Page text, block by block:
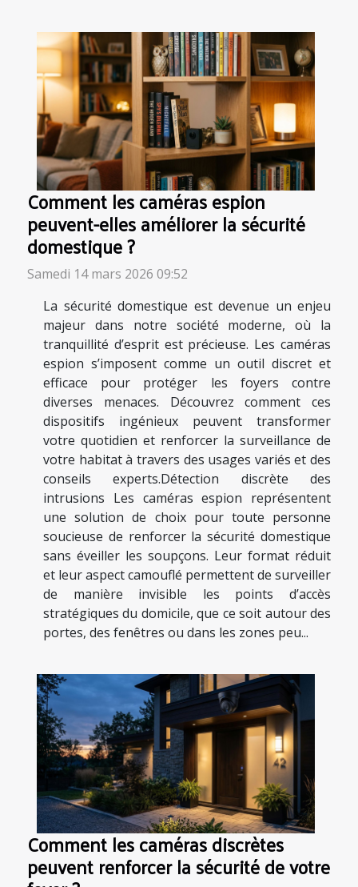
Comment les caméras espion
peuvent-elles améliorer la sécurité
domestique ?
Samedi 14 mars 2026 09:52
La sécurité domestique est devenue un enjeu
majeur dans notre société moderne, où la
tranquillité d’esprit est précieuse. Les caméras
espion s’imposent comme un outil discret et
efficace pour protéger les foyers contre
diverses menaces. Découvrez comment ces
dispositifs ingénieux peuvent transformer
votre quotidien et renforcer la surveillance de
votre habitat à travers des usages variés et des
conseils experts.Détection discrète des
intrusions Les caméras espion représentent
une solution de choix pour toute personne
soucieuse de renforcer la sécurité domestique
sans éveiller les soupçons. Leur format réduit
et leur aspect camouflé permettent de surveiller
de manière invisible les points d’accès
stratégiques du domicile, que ce soit autour des
portes, des fenêtres ou dans les zones peu...
Comment les caméras discrètes
peuvent renforcer la sécurité de votre